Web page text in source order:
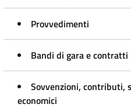
Provvedimenti
Bandi di gara e contratti
Sovvenzioni, contributi,
economici